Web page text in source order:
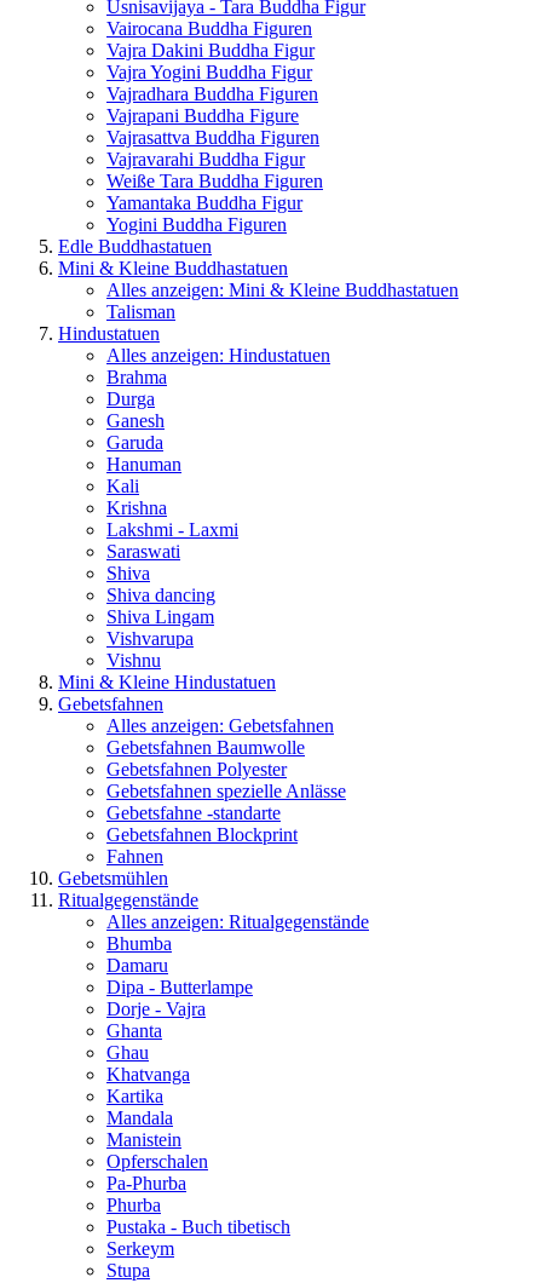
Usnisavijaya - Tara Buddha Figur
Vairocana Buddha Figuren
Vajra Dakini Buddha Figur
Vajra Yogini Buddha Figur
Vajradhara Buddha Figuren
Vajrapani Buddha Figure
Vajrasattva Buddha Figuren
Vajravarahi Buddha Figur
Weiße Tara Buddha Figuren
Yamantaka Buddha Figur
Yogini Buddha Figuren
Edle Buddhastatuen
Mini & Kleine Buddhastatuen
Alles anzeigen: Mini & Kleine Buddhastatuen
Talisman
Hindustatuen
Alles anzeigen: Hindustatuen
Brahma
Durga
Ganesh
Garuda
Hanuman
Kali
Krishna
Lakshmi - Laxmi
Saraswati
Shiva
Shiva dancing
Shiva Lingam
Vishvarupa
Vishnu
Mini & Kleine Hindustatuen
Gebetsfahnen
Alles anzeigen: Gebetsfahnen
Gebetsfahnen Baumwolle
Gebetsfahnen Polyester
Gebetsfahnen spezielle Anlässe
Gebetsfahne -standarte
Gebetsfahnen Blockprint
Fahnen
Gebetsmühlen
Ritualgegenstände
Alles anzeigen: Ritualgegenstände
Bhumba
Damaru
Dipa - Butterlampe
Dorje - Vajra
Ghanta
Ghau
Khatvanga
Kartika
Mandala
Manistein
Opferschalen
Pa-Phurba
Phurba
Pustaka - Buch tibetisch
Serkeym
Stupa